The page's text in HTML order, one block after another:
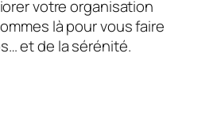
votre organisation
là pour vous faire
et de la sérénité.